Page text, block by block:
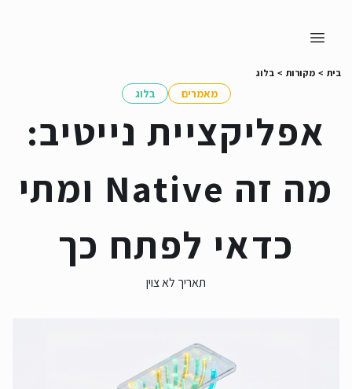
בלוג > מקורות > בית
בלוג מאמרים
אפליקציית נייטיב:
מה זה Native ומתי
כדאי לפתח כך
תאריך לא צוין